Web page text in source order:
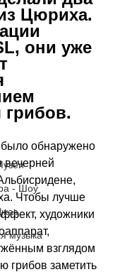
- Шоу
музыка
Цюриха.
они уже
грибов.
обнаружено
вечерней
Чтобы лучше
художники
взглядом
грибов заметить